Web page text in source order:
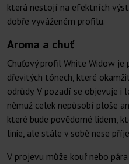
která nestojí na efektních
dobře vyváženém profilu.
Aroma a chuť
Chuťový profil White Widow je
dřevitých tónech, které
odrůdy. V pozadí se objevuje i
němuž celek nepůsobí ploše
které bude povědomé lidem,
linie, ale stále v sobě nese
V projevu může kouř nebo